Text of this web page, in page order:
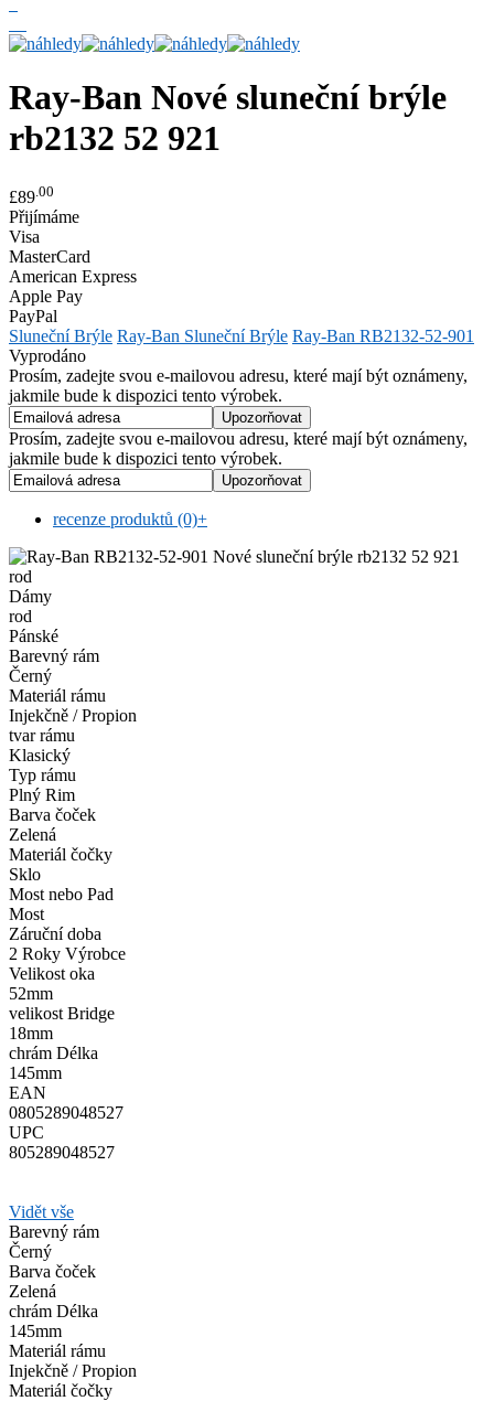
Ray-Ban Nové sluneční brýle
rb2132 52 921
£89 .00
Přijímáme
Visa
MasterCard
American Express
Apple Pay
PayPal
Sluneční Brýle Ray-Ban Sluneční Brýle Ray-Ban RB2132-52-901
Vyprodáno
Prosím, zadejte svou e-mailovou adresu, které mají být oznámeny,
jakmile bude k dispozici tento výrobek.
Prosím, zadejte svou e-mailovou adresu, které mají být oznámeny,
jakmile bude k dispozici tento výrobek.
recenze produktů (0)+
rod
Dámy
rod
Pánské
Barevný rám
Černý
Materiál rámu
Injekčně / Propion
tvar rámu
Klasický
Typ rámu
Plný Rim
Barva čoček
Zelená
Materiál čočky
Sklo
Most nebo Pad
Most
Záruční doba
2 Roky Výrobce
Velikost oka
52mm
velikost Bridge
18mm
chrám Délka
145mm
EAN
0805289048527
UPC
805289048527
Vidět vše
Barevný rám
Černý
Barva čoček
Zelená
chrám Délka
145mm
Materiál rámu
Injekčně / Propion
Materiál čočky